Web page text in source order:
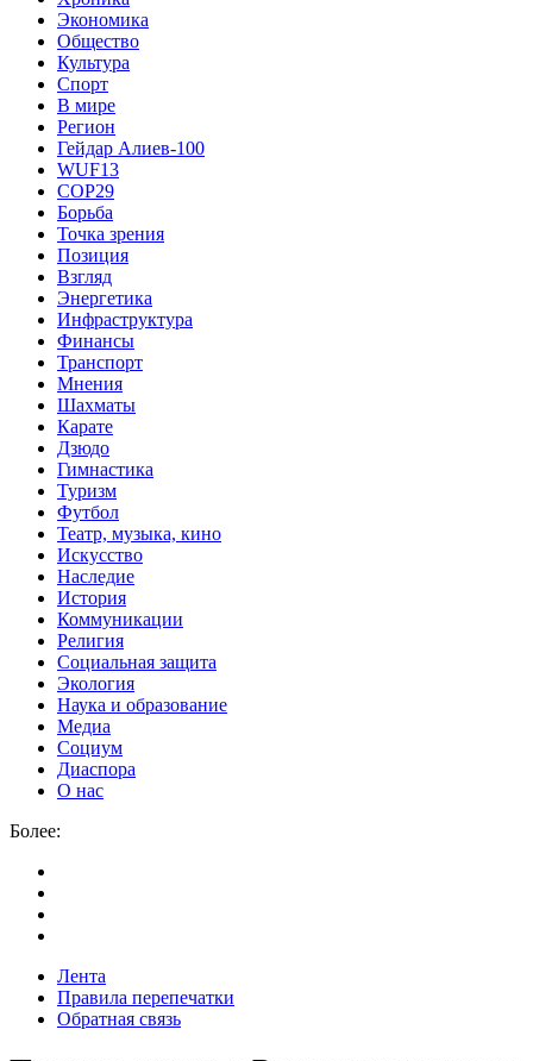
Экономика
Общество
Культура
Спорт
В мире
Регион
Гейдар Алиев-100
WUF13
COP29
Борьба
Точка зрения
Позиция
Взгляд
Энергетика
Инфраструктура
Финансы
Транспорт
Мнения
Шахматы
Карате
Дзюдо
Гимнастика
Туризм
Футбол
Театр, музыка, кино
Искусство
Наследие
История
Коммуникации
Религия
Социальная защита
Экология
Наука и образование
Медиа
Социум
Диаспора
О нас
Более:
Лента
Правила перепечатки
Обратная связь